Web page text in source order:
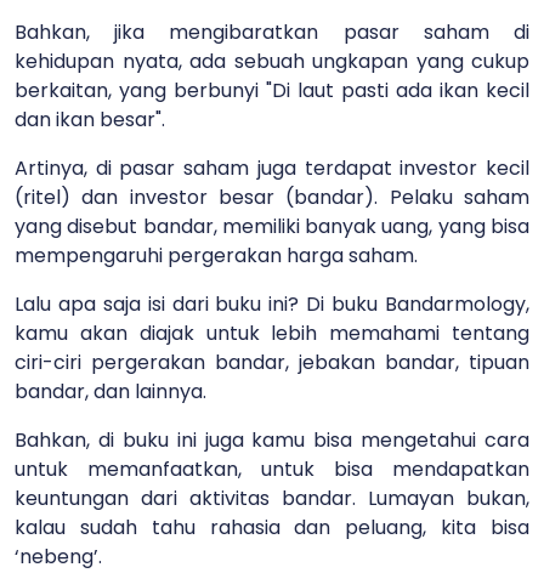
Bahkan, jika mengibaratkan pasar saham di
kehidupan nyata, ada sebuah ungkapan yang cukup
berkaitan, yang berbunyi "Di laut pasti ada ikan kecil
dan ikan besar".
Artinya, di pasar saham juga terdapat investor kecil
(ritel) dan investor besar (bandar). Pelaku saham
yang disebut bandar, memiliki banyak uang, yang bisa
mempengaruhi pergerakan harga saham.
Lalu apa saja isi dari buku ini? Di buku Bandarmology,
kamu akan diajak untuk lebih memahami tentang
ciri-ciri pergerakan bandar, jebakan bandar, tipuan
bandar, dan lainnya.
Bahkan, di buku ini juga kamu bisa mengetahui cara
untuk memanfaatkan, untuk bisa mendapatkan
keuntungan dari aktivitas bandar. Lumayan bukan,
kalau sudah tahu rahasia dan peluang, kita bisa
‘nebeng’.